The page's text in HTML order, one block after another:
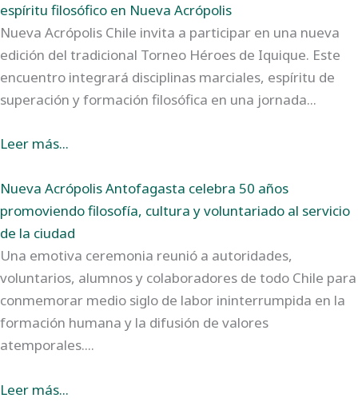
espíritu filosófico en Nueva Acrópolis
Nueva Acrópolis Chile invita a participar en una nueva
edición del tradicional Torneo Héroes de Iquique. Este
encuentro integrará disciplinas marciales, espíritu de
superación y formación filosófica en una jornada...
Leer más...
Nueva Acrópolis Antofagasta celebra 50 años
promoviendo filosofía, cultura y voluntariado al servicio
de la ciudad
Una emotiva ceremonia reunió a autoridades,
voluntarios, alumnos y colaboradores de todo Chile para
conmemorar medio siglo de labor ininterrumpida en la
formación humana y la difusión de valores
atemporales....
Leer más...